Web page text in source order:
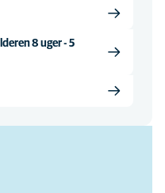
8 uger - 5